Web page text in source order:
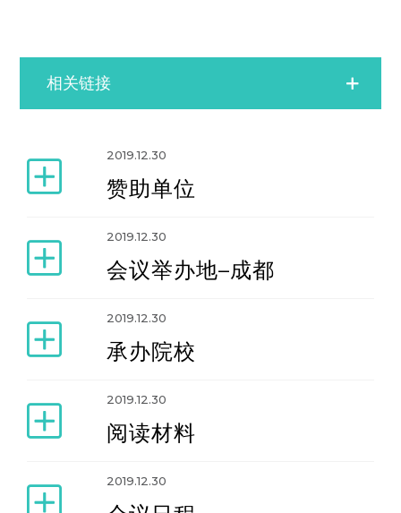
相关链接
2007年广州研讨班
2009年成都研讨班
2011年厦门研讨班
2013年兰州研讨班
2015年天津研讨班
2019.12.30
赞助单位
2019.12.30
会议举办地–成都
2019.12.30
承办院校
2019.12.30
阅读材料
2019.12.30